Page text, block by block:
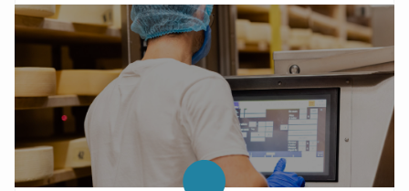
AUX
JOURNÉES
"METS
DES
STEM
DANS
TON
ASSIETTE"